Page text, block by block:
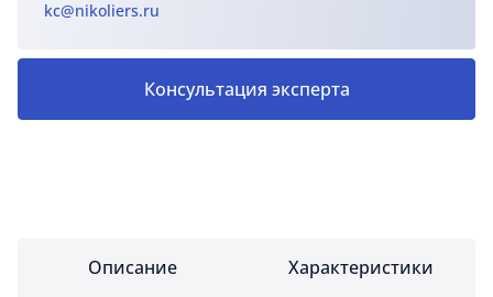
kc@nikoliers.ru
Консультация эксперта
Описание Характеристики